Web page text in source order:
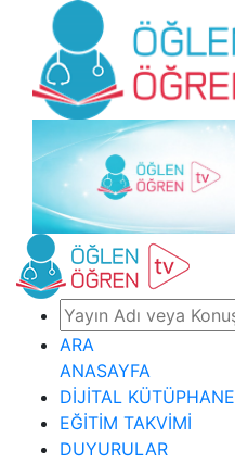
ARA
ANASAYFA
DİJİTAL KÜTÜPHANE
EĞİTİM TAKVİMİ
DUYURULAR